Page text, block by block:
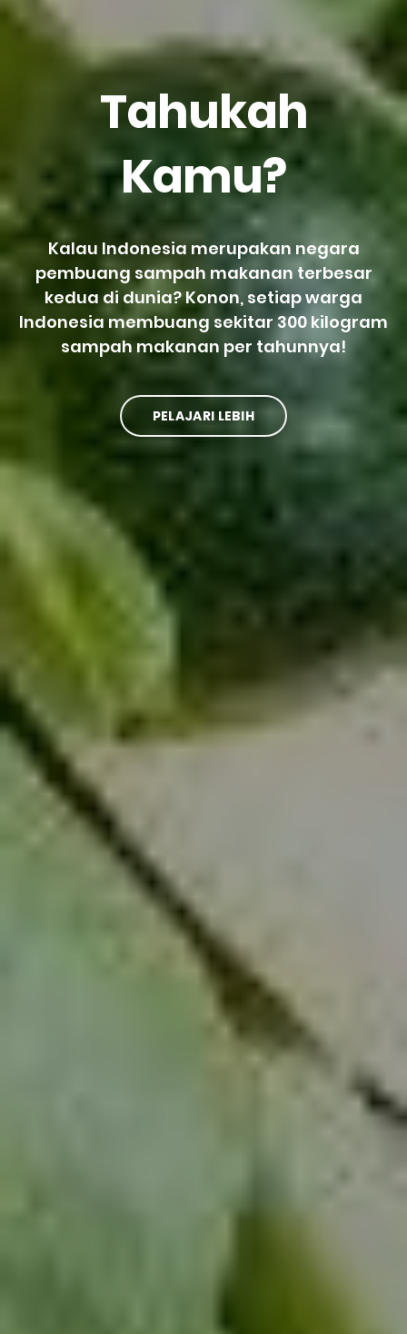
Tahukah
Kamu?
Kalau Indonesia merupakan negara
pembuang sampah makanan terbesar
kedua di dunia? Konon, setiap warga
Indonesia membuang sekitar 300 kilogram
sampah makanan per tahunnya!
PELAJARI LEBIH